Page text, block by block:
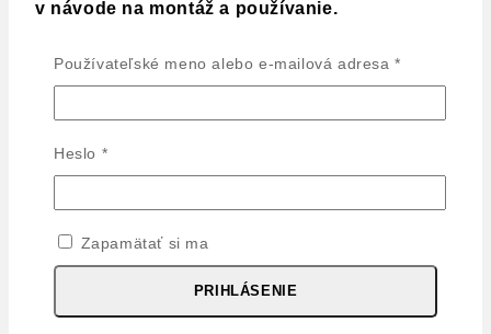
v návode na montáž a používanie.
Hmotnosť
155 kg
Rozmery 200 × 150 × 450 cm
Tento produkt môžu ohodnotiť len prihlásení zákazníci,
ktorí si ho kúpili.
Návod na montáž Stabilo
Používateľské meno alebo e-mailová adresa*Povinné
Heslo *Povinné
Zapamätať si ma
PRIHLÁSENIE